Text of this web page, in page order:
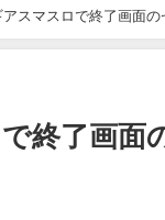
スマスロで終了画面
終了画面